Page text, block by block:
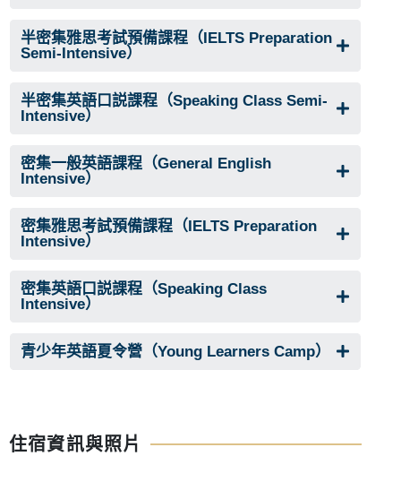
半密集雅思考試預備課程（IELTS Preparation
Semi-Intensive）
半密集英語口説課程（Speaking Class Semi-
Intensive）
密集一般英語課程（General English
Intensive）
密集雅思考試預備課程（IELTS Preparation
Intensive）
密集英語口説課程（Speaking Class
Intensive）
青少年英語夏令營（Young Learners Camp）
住宿資訊與照片